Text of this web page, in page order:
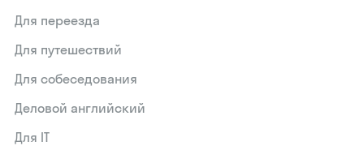
Для переезда
Для путешествий
Для собеседования
Деловой английский
Для IT